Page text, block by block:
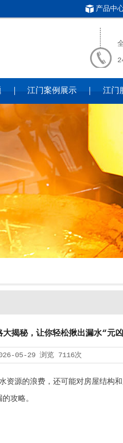
产品中
江门案例展示 江门
揭秘，让你轻松揪出漏水“元凶
05-29 浏览 7116次
资源的浪费，还可能对房屋结构
攻略。